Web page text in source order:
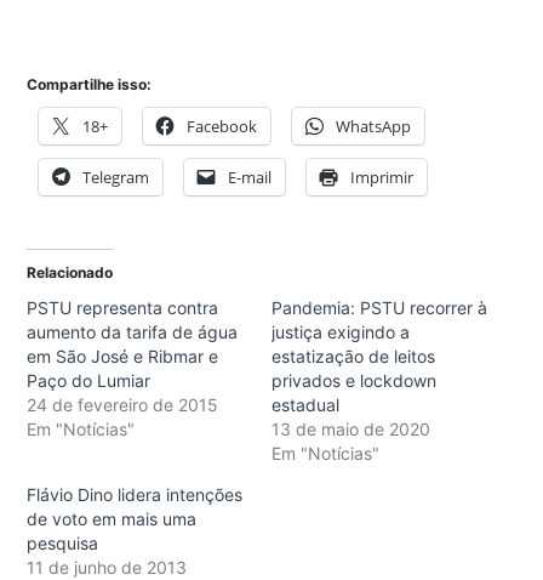
Compartilhe isso:
18+ Facebook WhatsApp
Telegram E-mail Imprimir
Relacionado
PSTU representa contra
aumento da tarifa de água
em São José e Ribmar e
Paço do Lumiar
24 de fevereiro de 2015
Em "Notícias"
Pandemia: PSTU recorrer à
justiça exigindo a
estatização de leitos
privados e lockdown
estadual
13 de maio de 2020
Em "Notícias"
Flávio Dino lidera intenções
de voto em mais uma
pesquisa
11 de junho de 2013